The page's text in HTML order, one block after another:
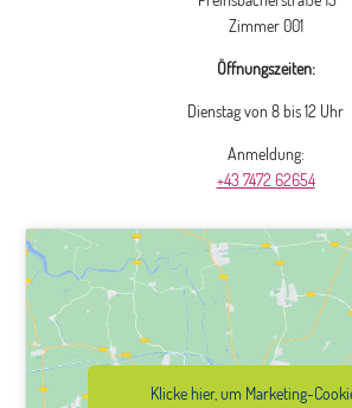
Zimmer 001
Öffnungszeiten:
Dienstag von 8 bis 12 Uhr
Anmeldung:
+43 7472 62654
Klicke hier, um Marketing-